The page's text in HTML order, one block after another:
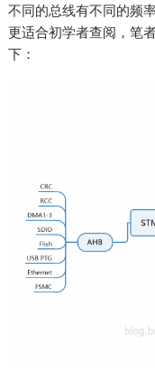
不同的总线有不同的频
更适合初学者查阅，笔
下：